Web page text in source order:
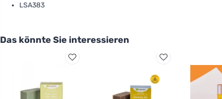
LSA383
Das könnte Sie interessieren